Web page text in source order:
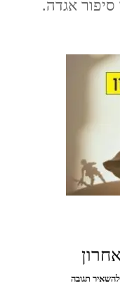
אגדה.
להשאיר תגובהבנושא